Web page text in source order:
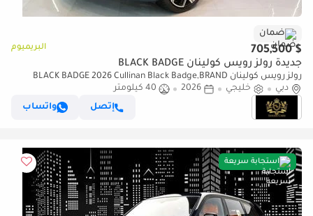
ضمان
$ 705,500 البريميوم
جديدة رولز رويس كولينان BLACK BADGE
رولز رويس كولينان BLACK BADGE 2026 Cullinan Black Badge,BRAND
NEW,Executive Seat w/ Entertainment,Bespoke Audio,Dealer Warr +
Serv
دبي خليجي 2026
40 كيلومتر
إتصل
واتساب
استجابة سريعة